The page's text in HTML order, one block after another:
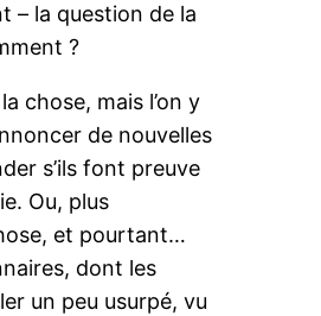
– la question de la
?
chose, mais l’on y
de nouvelles
s’ils font preuve
Ou, plus
et pourtant…
dont les
un peu usurpé, vu